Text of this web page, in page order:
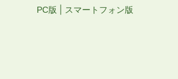
PC版 スマートフォン版